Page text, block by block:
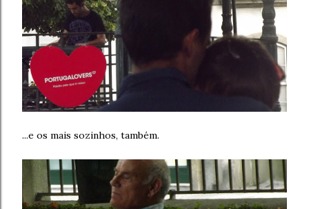
...e os mais sozinhos, também.